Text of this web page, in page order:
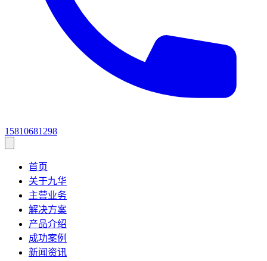
15810681298
首页
关于九华
主营业务
解决方案
产品介绍
成功案例
新闻资讯